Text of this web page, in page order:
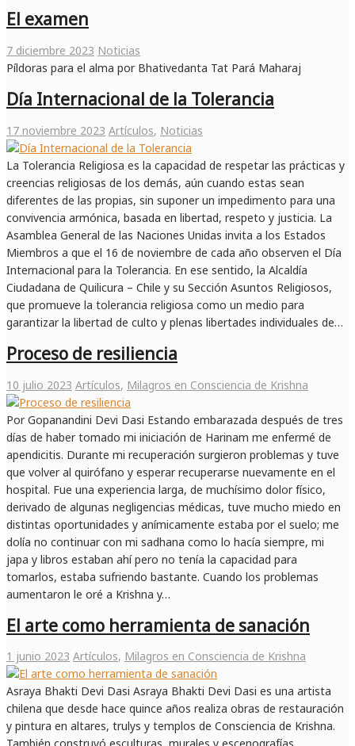
El examen
7 diciembre 2023 Noticias
Píldoras para el alma por Bhativedanta Tat Pará Maharaj
Día Internacional de la Tolerancia
17 noviembre 2023 Artículos, Noticias
La Tolerancia Religiosa es la capacidad de respetar las prácticas y
creencias religiosas de los demás, aún cuando estas sean
diferentes de las propias, sin suponer un impedimento para una
convivencia armónica, basada en libertad, respeto y justicia. La
Asamblea General de las Naciones Unidas invita a los Estados
Miembros a que el 16 de noviembre de cada año observen el Día
Internacional para la Tolerancia. En ese sentido, la Alcaldía
Ciudadana de Quilicura – Chile y su Sección Asuntos Religiosos,
que promueve la tolerancia religiosa como un medio para
garantizar la libertad de culto y plenas libertades individuales de…
Proceso de resiliencia
10 julio 2023 Artículos, Milagros en Consciencia de Krishna
Por Gopanandini Devi Dasi Estando embarazada después de tres
días de haber tomado mi iniciación de Harinam me enfermé de
apendicitis. Durante mi recuperación surgieron problemas y tuve
que volver al quirófano y esperar recuperarse nuevamente en el
hospital. Fue una experiencia larga, de muchísimo dolor físico,
derivado de algunas negligencias médicas, tuve mucho miedo en
distintas oportunidades y anímicamente estaba por el suelo; me
dolía no continuar con mi sadhana como lo hacía siempre, mi
japa y libros estaban ahí pero no tenía la capacidad para
tomarlos, estaba sufriendo bastante. Cuando los problemas
aumentaron le oré a Krishna y…
El arte como herramienta de sanación
1 junio 2023 Artículos, Milagros en Consciencia de Krishna
Asraya Bhakti Devi Dasi Asraya Bhakti Devi Dasi es una artista
chilena que desde hace quince años realiza obras de restauración
y pintura en altares, trulys y templos de Consciencia de Krishna.